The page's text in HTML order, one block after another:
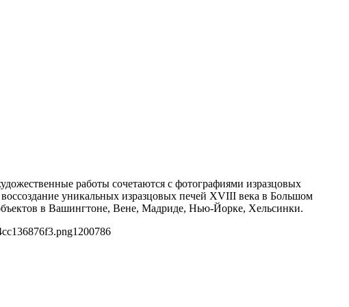
работы сочетаются с фотографиями изразцовых
уникальных изразцовых печей XVIII века в Большом
в Вашингтоне, Вене, Мадриде, Нью-Йорке, Хельсинки.
1200786